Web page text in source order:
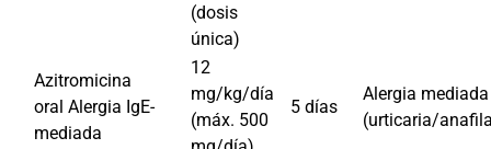
(dosis
única)
Azitromicina
oral Alergia IgE-
mediada
12
mg/kg/día
(máx. 500
5 días
Alergia mediada
(urticaria/